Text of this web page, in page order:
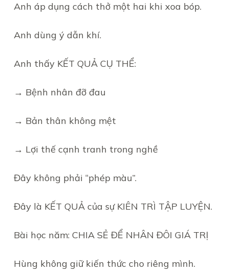
Anh áp dụng cách thở một hai khi xoa bóp.
Anh dùng ý dẫn khí.
Anh thấy KẾT QUẢ CỤ THỂ:
→ Bệnh nhân đỡ đau
→ Bản thân không mệt
→ Lợi thế cạnh tranh trong nghề
Đây không phải “phép màu”.
Đây là KẾT QUẢ của sự KIÊN TRÌ TẬP LUYỆN.
Bài học năm: CHIA SẺ ĐỂ NHÂN ĐÔI GIÁ TRỊ
Hùng không giữ kiến thức cho riêng mình.